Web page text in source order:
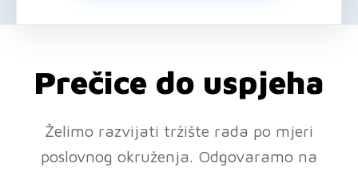
Prečice do uspjeha
Želimo razvijati tržište rada po mjeri
poslovnog okruženja. Odgovaramo na